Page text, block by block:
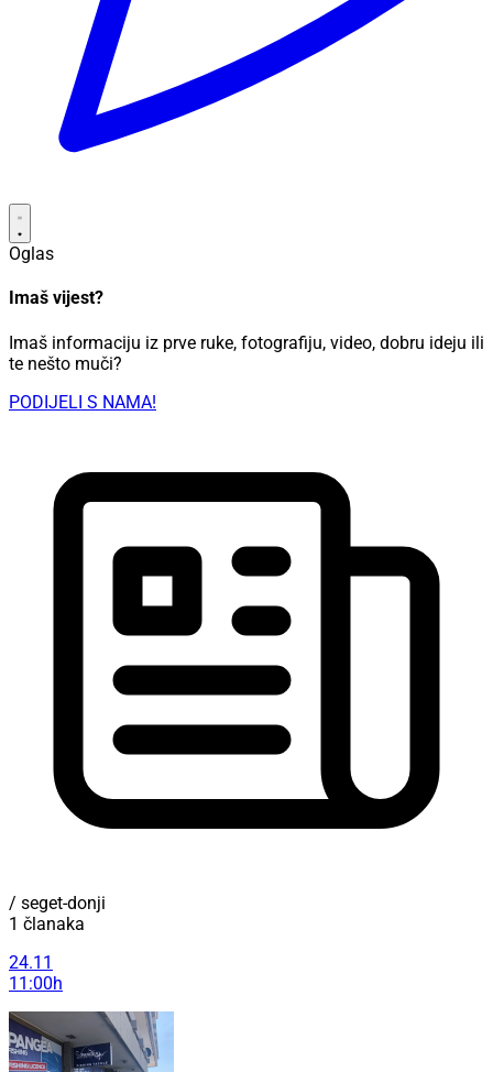
Oglas
Imaš vijest?
Imaš informaciju iz prve ruke, fotografiju, video, dobru ideju ili
te nešto muči?
PODIJELI S NAMA!
/ seget-donji
1 članaka
24.11
11:00h